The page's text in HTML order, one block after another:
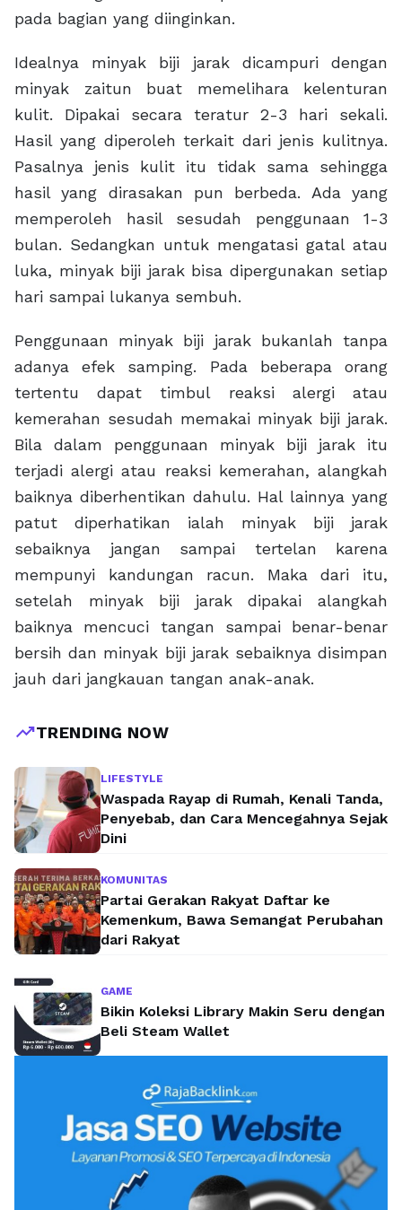
pada bagian yang diinginkan.
Idealnya minyak biji jarak dicampuri dengan
minyak zaitun buat memelihara kelenturan
kulit. Dipakai secara teratur 2-3 hari sekali.
Hasil yang diperoleh terkait dari jenis kulitnya.
Pasalnya jenis kulit itu tidak sama sehingga
hasil yang dirasakan pun berbeda. Ada yang
memperoleh hasil sesudah penggunaan 1-3
bulan. Sedangkan untuk mengatasi gatal atau
luka, minyak biji jarak bisa dipergunakan setiap
hari sampai lukanya sembuh.
Penggunaan minyak biji jarak bukanlah tanpa
adanya efek samping. Pada beberapa orang
tertentu dapat timbul reaksi alergi atau
kemerahan sesudah memakai minyak biji jarak.
Bila dalam penggunaan minyak biji jarak itu
terjadi alergi atau reaksi kemerahan, alangkah
baiknya diberhentikan dahulu. Hal lainnya yang
patut diperhatikan ialah minyak biji jarak
sebaiknya jangan sampai tertelan karena
mempunyi kandungan racun. Maka dari itu,
setelah minyak biji jarak dipakai alangkah
baiknya mencuci tangan sampai benar-benar
bersih dan minyak biji jarak sebaiknya disimpan
jauh dari jangkauan tangan anak-anak.
trending_upTRENDING NOW
LIFESTYLE
Waspada Rayap di Rumah, Kenali Tanda,
Penyebab, dan Cara Mencegahnya Sejak
Dini
KOMUNITAS
Partai Gerakan Rakyat Daftar ke
Kemenkum, Bawa Semangat Perubahan
dari Rakyat
GAME
Bikin Koleksi Library Makin Seru dengan
Beli Steam Wallet